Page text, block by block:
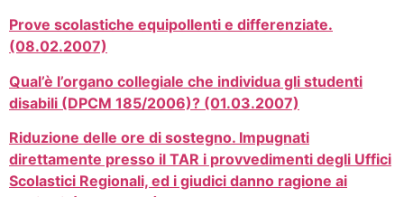
Prove scolastiche equipollenti e differenziate.
(08.02.2007)
Qual’è l’organo collegiale che individua gli studenti
disabili (DPCM 185/2006)? (01.03.2007)
Riduzione delle ore di sostegno. Impugnati
direttamente presso il TAR i provvedimenti degli Uffici
Scolastici Regionali, ed i giudici danno ragione ai